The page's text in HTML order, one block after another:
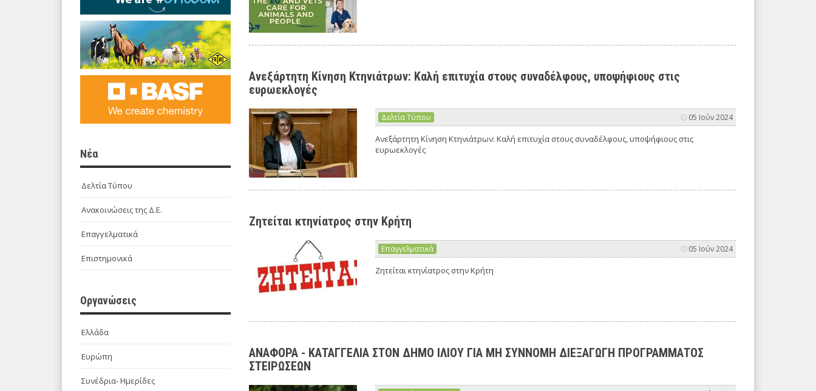
Νέα
Δελτία Τύπου
Ανακοινώσεις της Δ.Ε.
Επαγγελματικά
Επιστημονικά
Οργανώσεις
Ελλάδα
Ευρώπη
Συνέδρια- Ημερίδες
Ανεξάρτητη Κίνηση Κτηνιάτρων: Καλή επιτυχία στους συναδέλφους, υποψήφιους στις
ευρωεκλογές
Δελτία Τύπου 05 Ιούν 2024
Ανεξάρτητη Κίνηση Κτηνιάτρων: Καλή επιτυχία στους συναδέλφους, υποψήφιους στις
ευρωεκλογές
Ζητείται κτηνίατρος στην Κρήτη
Επαγγελματικά 05 Ιούν 2024
Ζητείται κτηνίατρος στην Κρήτη
ΑΝΑΦΟΡΑ - ΚΑΤΑΓΓΕΛΙΑ ΣΤΟΝ ΔΗΜΟ ΙΛΙΟΥ ΓΙΑ ΜΗ ΣΥΝΝΟΜΗ ΔΙΕΞΑΓΩΓΗ ΠΡΟΓΡΑΜΜΑΤΟΣ
ΣΤΕΙΡΩΣΕΩΝ